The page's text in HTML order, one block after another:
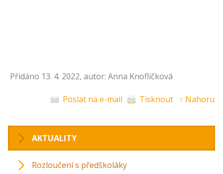
Přidáno 13. 4. 2022, autor: Anna Knoflíčková
Poslat na e-mail Tisknout ↑ Nahoru
AKTUALITY
Rozloučení s předškoláky